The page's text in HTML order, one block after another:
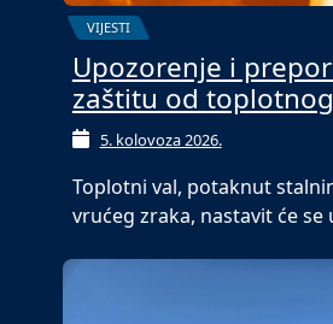
VIJESTI
Upozorenje i
zaštitu od
5. kolovoza 2026.
Toplotni val, potaknut
vrućeg zraka, nastavit će se